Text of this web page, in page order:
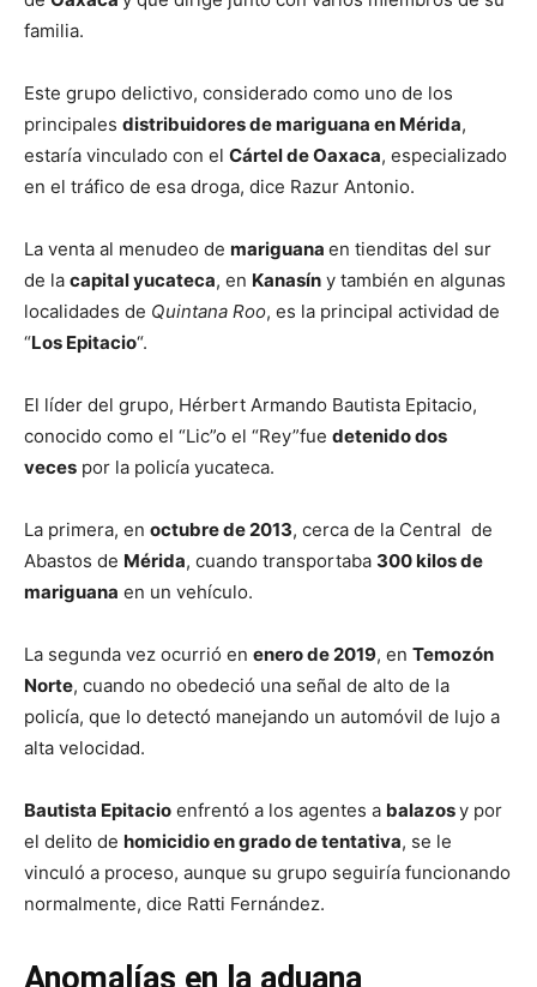
familia.
Este grupo delictivo, considerado como uno de los
principales distribuidores de mariguana en Mérida,
estaría vinculado con el Cártel de Oaxaca, especializado
en el tráfico de esa droga, dice Razur Antonio.
La venta al menudeo de mariguana en tienditas del sur
de la capital yucateca, en Kanasín y también en algunas
localidades de Quintana Roo, es la principal actividad de
“Los Epitacio“.
El líder del grupo, Hérbert Armando Bautista Epitacio,
conocido como el “Lic”o el “Rey”fue detenido dos
veces por la policía yucateca.
La primera, en octubre de 2013, cerca de la Central de
Abastos de Mérida, cuando transportaba 300 kilos de
mariguana en un vehículo.
La segunda vez ocurrió en enero de 2019, en Temozón
Norte, cuando no obedeció una señal de alto de la
policía, que lo detectó manejando un automóvil de lujo a
alta velocidad.
Bautista Epitacio enfrentó a los agentes a balazosy por
el delito de homicidio en grado de tentativa, se le
vinculó a proceso, aunque su grupo seguiría funcionando
normalmente, dice Ratti Fernández.
Anomalías en la aduana